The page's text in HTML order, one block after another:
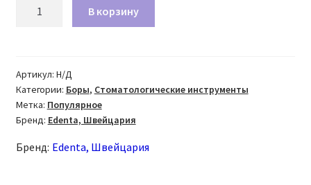
805
FG
обратный
конус
В корзину
Артикул: Н/Д
Категории: Боры, Стоматологические инструменты
Метка: Популярное
Бренд: Edenta, Швейцария
Бренд: Edenta, Швейцария